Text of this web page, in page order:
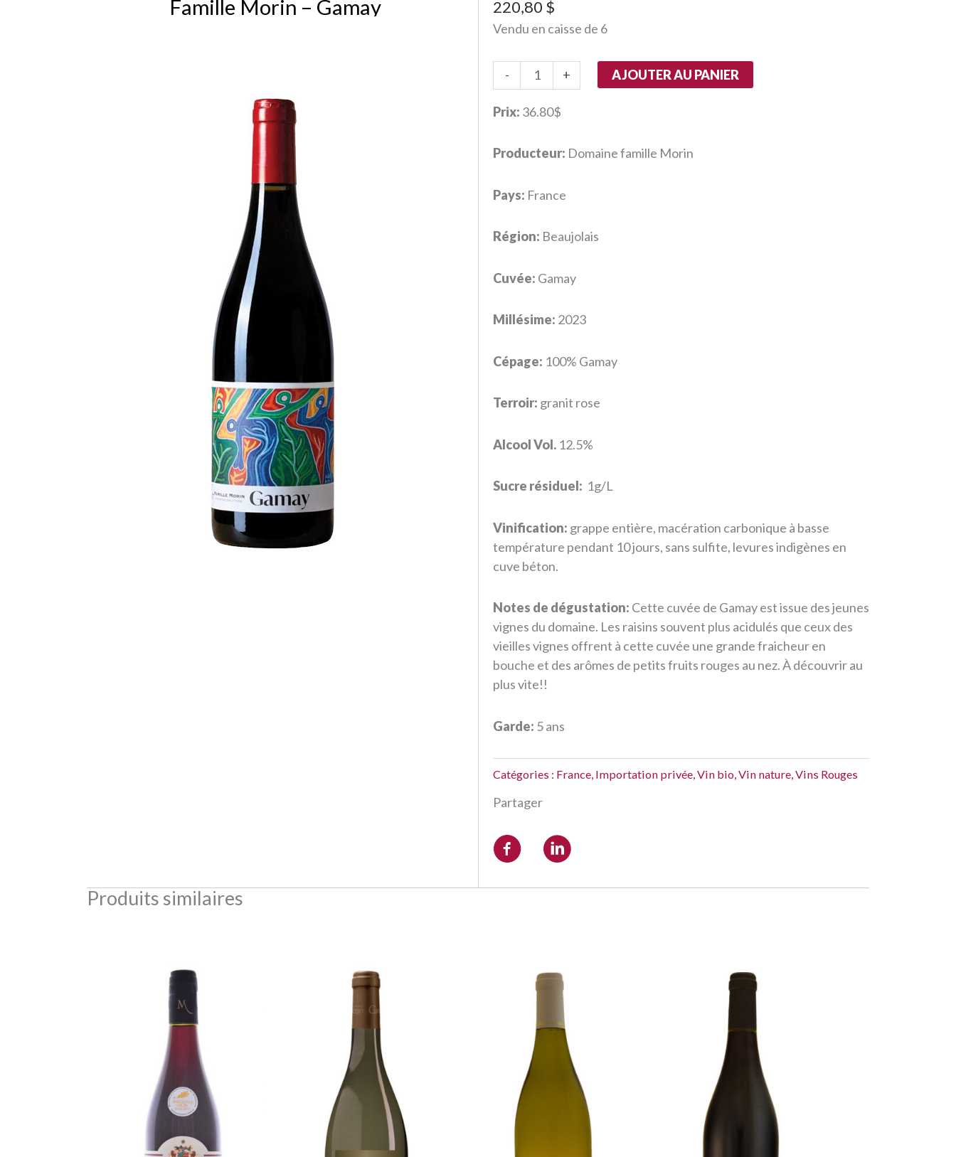
Famille Morin – Gamay 220,80 $
Vendu en caisse de 6
-
quantité
de
Famille
-
+ AJOUTER AU PANIER
Prix: 36.80$
Producteur: Domaine famille Morin
Pays: France
Région: Beaujolais
Cuvée: Gamay
Millésime: 2023
Cépage: 100% Gamay
Terroir: granit rose
Alcool Vol. 12.5%
Sucre résiduel: 1g/L
Vinification: grappe entière, macération carbonique à basse
température pendant 10 jours, sans sulfite, levures indigènes en
cuve béton.
Notes de dégustation: Cette cuvée de Gamay est issue des jeunes
vignes du domaine. Les raisins souvent plus acidulés que ceux des
vieilles vignes offrent à cette cuvée une grande fraicheur en
bouche et des arômes de petits fruits rouges au nez. À découvrir au
plus vite!!
Garde: 5 ans
Catégories : France, Importation privée,Vin bio,Vin nature,Vins Rouges
Partager
Produits similaires